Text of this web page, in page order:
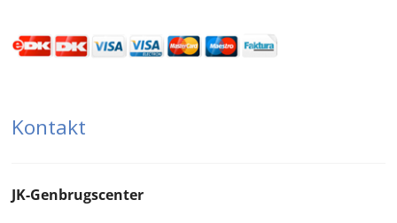
Kontakt
JK-Genbrugscenter